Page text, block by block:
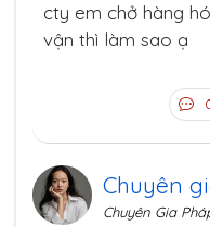
cty em chở hàng
vận thì làm sao ạ
Chuyên
Chuyên Gia